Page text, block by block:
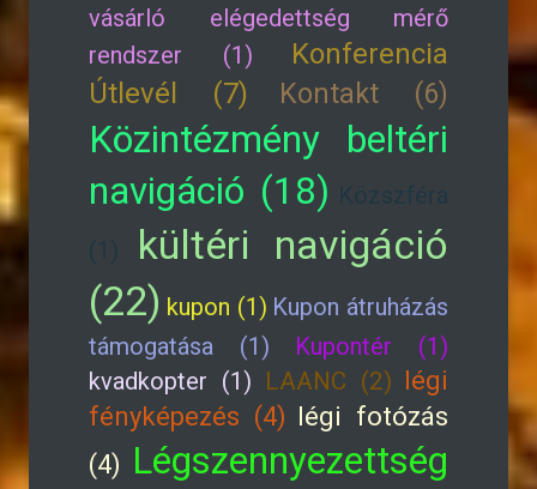
vásárló elégedettség mérő
rendszer (1)
Konferencia
Útlevél (7)
Kontakt (6)
Közintézmény beltéri
navigáció (18)
Közszféra
(1)
kültéri navigáció
(22) kupon (1) Kupon átruházás
támogatása (1)
Kupontér (1)
kvadkopter (1) LAANC (2) légi
fényképezés (4) légi fotózás
(4) Légszennyezettség